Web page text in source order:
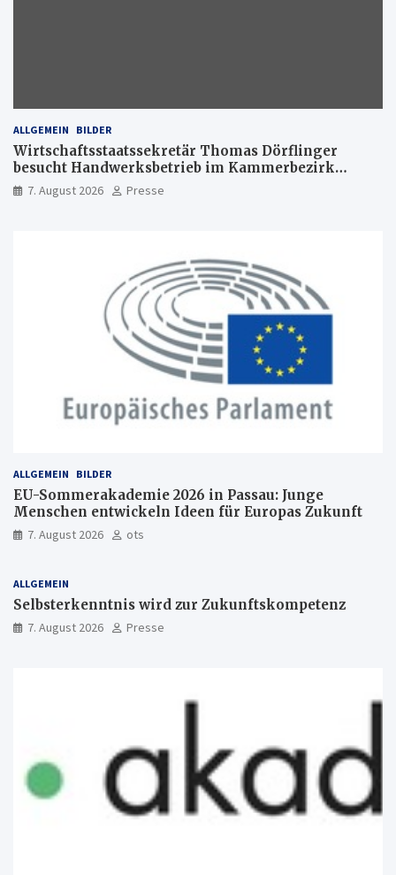
ALLGEMEIN BILDER
Wirtschaftsstaatssekretär Thomas Dörflinger
besucht Handwerksbetrieb im Kammerbezirk
Freiburg
7. August 2026 Presse
ALLGEMEIN BILDER
EU-Sommerakademie 2026 in Passau: Junge
Menschen entwickeln Ideen für Europas Zukunft
7. August 2026 ots
ALLGEMEIN
Selbsterkenntnis wird zur Zukunftskompetenz
7. August 2026 Presse